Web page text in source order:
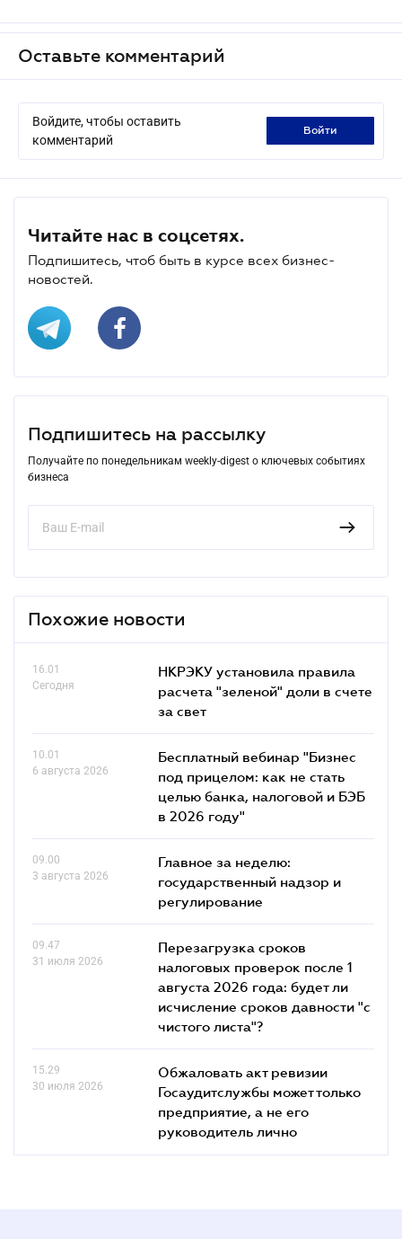
Оставьте комментарий
Войдите, чтобы оставить
комментарий
войти
Читайте нас в соцсетях.
Подпишитесь, чтоб быть в курсе всех бизнес-
новостей.
Подпишитесь на рассылку
Получайте по понедельникам weekly-digest о ключевых событиях
бизнеса
Похожие новости
16.01
Сегодня
НКРЭКУ установила правила
расчета "зеленой" доли в счете
за свет
10.01
6 августа 2026
Бесплатный вебинар "Бизнес
под прицелом: как не стать
целью банка, налоговой и БЭБ
в 2026 году"
09.00
3 августа 2026
Главное за неделю:
государственный надзор и
регулирование
09.47
31 июля 2026
Перезагрузка сроков
налоговых проверок после 1
августа 2026 года: будет ли
исчисление сроков давности "с
чистого листа"?
15.29
30 июля 2026
Обжаловать акт ревизии
Госаудитслужбы может только
предприятие, а не его
руководитель лично